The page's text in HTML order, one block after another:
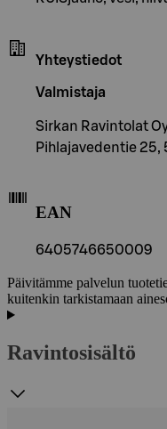
Yhteystiedot
Valmistaja
Sirkan Ravintolat
Pihlajavedentie 25,
EAN
6405746650009
Päivitämme palvelun
kuitenkin tarkistamaan
Ravintosisältö